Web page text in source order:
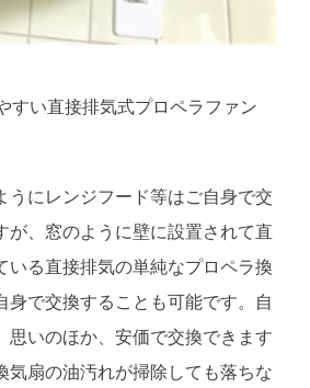
すい直接排気式プロペラファン
うにレンジフード等はご自身で交
が、窓のように壁に設置されて直
いる直接排気の単純なプロペラ換
身で交換することも可能です。自
思いのほか、安価で交換できます
気扇の油汚れが掃除しても落ちな